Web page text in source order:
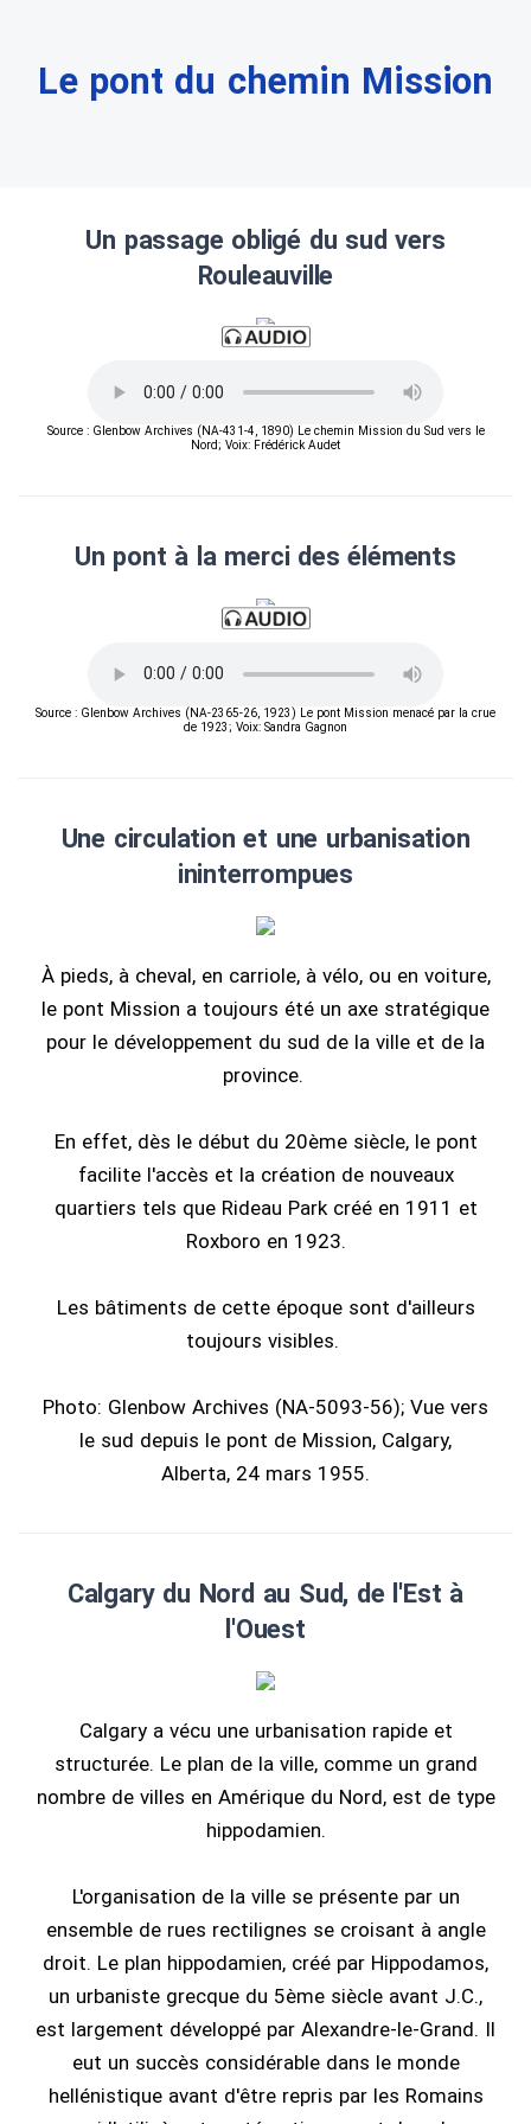
Le pont du chemin Mission
Un passage obligé du sud vers
Rouleauville
Source : Glenbow Archives (NA-431-4, 1890) Le chemin Mission du Sud vers le
Nord; Voix: Frédérick Audet
Un pont à la merci des éléments
Source : Glenbow Archives (NA-2365-26, 1923) Le pont Mission menacé par la crue
de 1923; Voix: Sandra Gagnon
Une circulation et une urbanisation
ininterrompues
À pieds, à cheval, en carriole, à vélo, ou en voiture,
le pont Mission a toujours été un axe stratégique
pour le développement du sud de la ville et de la
province.
En effet, dès le début du 20ème siècle, le pont
facilite l'accès et la création de nouveaux
quartiers tels que Rideau Park créé en 1911 et
Roxboro en 1923.
Les bâtiments de cette époque sont d'ailleurs
toujours visibles.
Photo: Glenbow Archives (NA-5093-56); Vue vers
le sud depuis le pont de Mission, Calgary,
Alberta, 24 mars 1955.
Calgary du Nord au Sud, de l'Est à
l'Ouest
Calgary a vécu une urbanisation rapide et
structurée. Le plan de la ville, comme un grand
nombre de villes en Amérique du Nord, est de type
hippodamien.
L'organisation de la ville se présente par un
ensemble de rues rectilignes se croisant à angle
droit. Le plan hippodamien, créé par Hippodamos,
un urbaniste grecque du 5ème siècle avant J.C.,
est largement développé par Alexandre-le-Grand. Il
eut un succès considérable dans le monde
hellénistique avant d'être repris par les Romains